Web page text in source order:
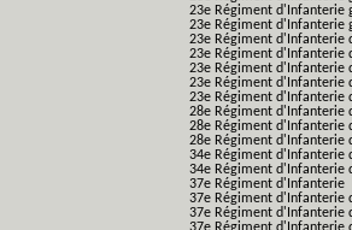
23e Régiment d'Infanterie
23e Régiment d'Infanterie
23e Régiment d'Infanterie
23e Régiment d'Infanterie
23e Régiment d'Infanterie
23e Régiment d'Infanterie
23e Régiment d'Infanterie
28e Régiment d'Infanterie
28e Régiment d'Infanterie
28e Régiment d'Infanterie
34e Régiment d'Infanterie
34e Régiment d'Infanterie
37e Régiment d'Infanterie
37e Régiment d'Infanterie
37e Régiment d'Infanterie